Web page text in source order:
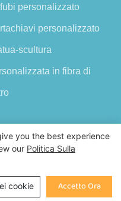
personalizzato
personalizzato
scultura
in fibra di
Toy Co.,Ltd |
del sito
you the best experience
our Politica Sulla
cookie Accetto Ora